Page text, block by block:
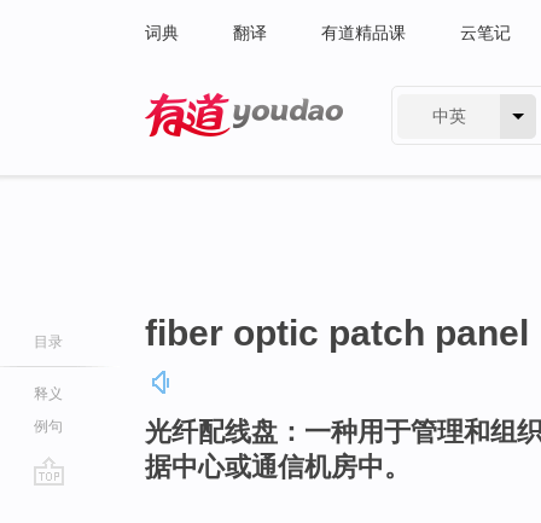
词典 翻译 有道精品课 云笔记
中英
目录
释义
例句
fiber optic patch panel
光纤配线盘：一种用于管理和组
据中心或通信机房中。